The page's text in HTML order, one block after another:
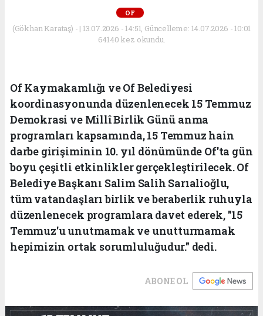
OF
(Gökhan Karataş) - | 13.07.2026 - 14:51, Güncelleme: 14.07.2026 - 10:01
64140 kez okundu.
Of Kaymakamlığı ve Of Belediyesi
koordinasyonunda düzenlenecek 15 Temmuz
Demokrasi ve Millî Birlik Günü anma
programları kapsamında, 15 Temmuz hain
darbe girişiminin 10. yıl dönümünde Of'ta gün
boyu çeşitli etkinlikler gerçekleştirilecek. Of
Belediye Başkanı Salim Salih Sarıalioğlu,
tüm vatandaşları birlik ve beraberlik ruhuyla
düzenlenecek programlara davet ederek, "15
Temmuz'u unutmamak ve unutturmamak
hepimizin ortak sorumluluğudur." dedi.
ABONE OL